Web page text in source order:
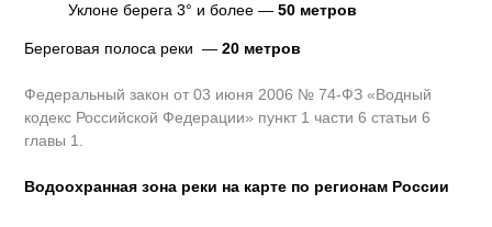
Уклоне берега 3° и более —50 метров
Береговая полоса реки —20 метров
Федеральный закон от 03 июня 2006 № 74-ФЗ «Водный
кодекс Российской Федерации» пункт 1 части 6 статьи 6
главы 1.
Водоохранная зона реки на карте по регионам России